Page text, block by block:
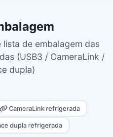
de embalagem das
(USB3 / CameraLink /
dupla)
CameraLink refrigerada
dupla refrigerada